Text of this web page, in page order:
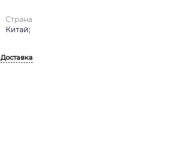
Страна
Китай;
Доставка